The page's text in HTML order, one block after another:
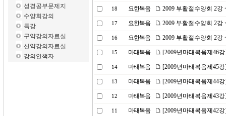
성경공부문제지
수양회강의
특강
구약강의자료실
신약강의자료실
강의안책자
18 요한복음 2009 부활절수양회 2
17 요한복음 2009 부활절수양회 2
16 요한복음 2009 부활절수양회 2
15 마태복음 [2009년마태복음제46
14 마태복음 [2009년마태복음제45
13 마태복음 [2009년마태복음제44
12 마태복음 [2009년마태복음제43
11 마태복음 [2009년마태복음제42